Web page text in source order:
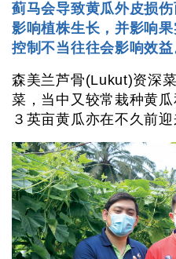
蓟马会导致黄瓜外皮损
影响植株生长，并影响
控制不当往往会影响效益
森美兰芦骨(Lukut)资深
菜，当中又较常栽种黄
３英亩黄瓜亦在不久前迎